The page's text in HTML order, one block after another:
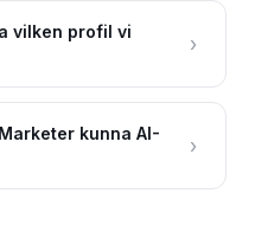
vilken profil vi
›
kunna AI-
›